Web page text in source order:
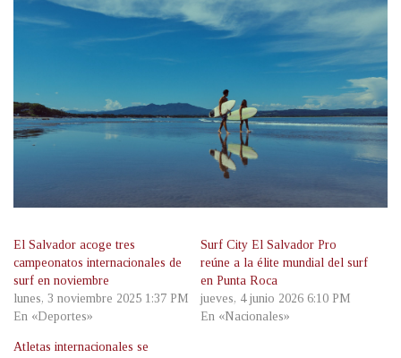
El Salvador acoge tres
campeonatos internacionales de
surf en noviembre
lunes, 3 noviembre 2025 1:37 PM
En «Deportes»
Surf City El Salvador Pro
reúne a la élite mundial del surf
en Punta Roca
jueves, 4 junio 2026 6:10 PM
En «Nacionales»
Atletas internacionales se